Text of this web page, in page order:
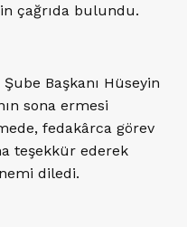
çağrıda bulundu.
Başkanı Hüseyin
sona ermesi
fedakârca görev
teşekkür ederek
diledi.